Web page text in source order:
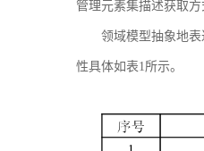
管理元素集描述获取
领域模型抽象地
性具体如表1所示。